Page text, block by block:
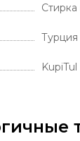
Турция
KupiTul